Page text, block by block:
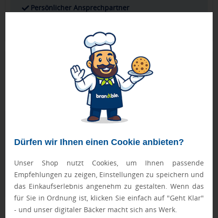
Dürfen wir Ihnen einen Cookie anbieten?
Unser Shop nutzt Cookies, um Ihnen passende
Empfehlungen zu zeigen, Einstellungen zu speichern und
das Einkaufserlebnis angenehm zu gestalten. Wenn das
für Sie in Ordnung ist, klicken Sie einfach auf "Geht Klar"
- und unser digitaler Bäcker macht sich ans Werk.
Persönlicher Ansprechpartner
Produktbeschreibung
mit Utensilienfächern, ohne Papier, besonders passend für
Recycling-Unternehmen
Nur Produkte, die unseren Qualitätscheckbestehen,
Qualitätssicherung